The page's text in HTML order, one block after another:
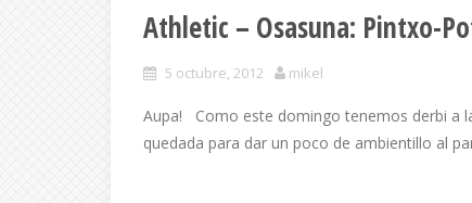
Athletic – Osasuna: Pintxo-
5 octubre, 2012 mikel
Aupa! Como este domingo tenemos derbi a
quedada para dar un poco de ambientillo al